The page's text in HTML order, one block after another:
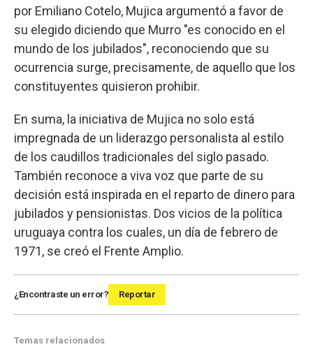
por Emiliano Cotelo, Mujica argumentó a favor de
su elegido diciendo que Murro "es conocido en el
mundo de los jubilados", reconociendo que su
ocurrencia surge, precisamente, de aquello que los
constituyentes quisieron prohibir.
En suma, la iniciativa de Mujica no solo está
impregnada de un liderazgo personalista al estilo
de los caudillos tradicionales del siglo pasado.
También reconoce a viva voz que parte de su
decisión está inspirada en el reparto de dinero para
jubilados y pensionistas. Dos vicios de la política
uruguaya contra los cuales, un día de febrero de
1971, se creó el Frente Amplio.
¿Encontraste un error? Reportar
Temas relacionados